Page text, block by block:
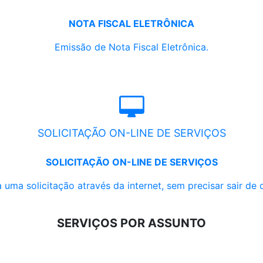
NOTA FISCAL ELETRÔNICA
Emissão de Nota Fiscal Eletrônica.
SOLICITAÇÃO ON-LINE DE SERVIÇOS
SOLICITAÇÃO ON-LINE DE SERVIÇOS
uma solicitação através da internet, sem precisar sair de
SERVIÇOS POR ASSUNTO